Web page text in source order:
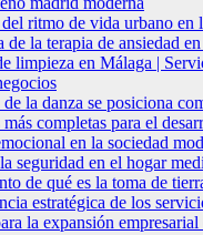
ritmo de vida urbano en
de la terapia de ansiedad
limpieza en Málaga |
la danza se posiciona
completas para el
en la sociedad
seguridad en el hogar
de qué es la toma de
estratégica de los
la expansión